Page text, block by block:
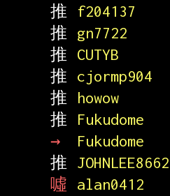
推
f204137
推
gn7722
推
CUTYB
推
cjormp904
推
howow
推
Fukudome
→
Fukudome
推
JOHNLEE8662
噓
alan0412